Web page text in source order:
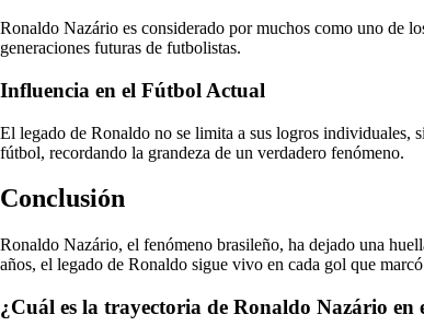
Ronaldo Nazário es considerado por muchos como uno de
generaciones futuras de futbolistas.
Influencia en el Fútbol Actual
El legado de Ronaldo no se limita a sus logros individuales,
fútbol, recordando la grandeza de un verdadero fenómeno.
Conclusión
Ronaldo Nazário, el fenómeno brasileño, ha dejado una
años, el legado de Ronaldo sigue vivo en cada gol que
¿Cuál es la trayectoria de Ronaldo Nazário en